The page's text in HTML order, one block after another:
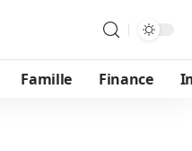
Famille Finance